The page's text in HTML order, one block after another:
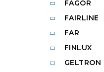
FAGOR
FAIRLINE
FAR
FINLUX
GELTRON